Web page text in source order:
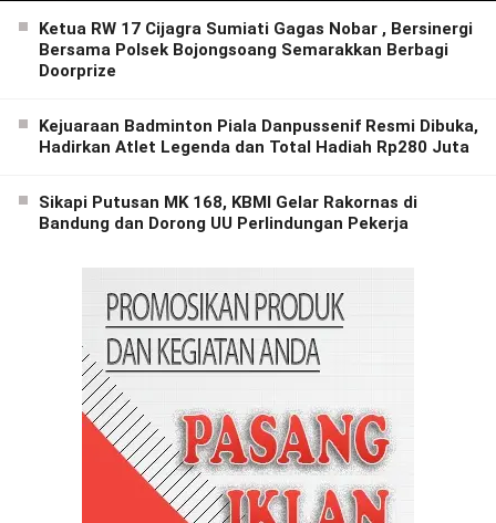
Ketua RW 17 Cijagra Sumiati Gagas Nobar , Bersinergi
Bersama Polsek Bojongsoang Semarakkan Berbagi
Doorprize
Kejuaraan Badminton Piala Danpussenif Resmi Dibuka,
Hadirkan Atlet Legenda dan Total Hadiah Rp280 Juta
Sikapi Putusan MK 168, KBMI Gelar Rakornas di
Bandung dan Dorong UU Perlindungan Pekerja